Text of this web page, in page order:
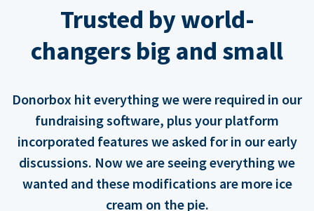
Trusted by world-
changers big and small
Donorbox hit everything we were required in our
fundraising software, plus your platform
incorporated features we asked for in our early
discussions. Now we are seeing everything we
wanted and these modifications are more ice
cream on the pie.